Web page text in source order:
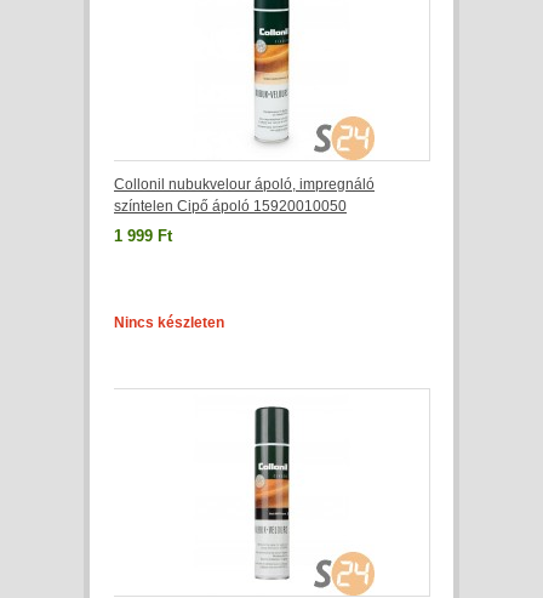
Collonil nubukvelour ápoló, impregnáló
színtelen Cipő ápoló 15920010050
1 999 Ft
Nincs készleten